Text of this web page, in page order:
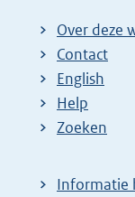
Over deze
Contact
English
Help
Zoeken
Informatie